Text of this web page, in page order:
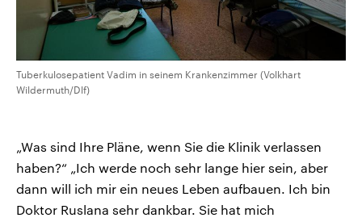
Tuberkulosepatient Vadim in seinem Krankenzimmer (Volkhart
Wildermuth/Dlf)
„Was sind Ihre Pläne, wenn Sie die Klinik verlassen
haben?“ „Ich werde noch sehr lange hier sein, aber
dann will ich mir ein neues Leben aufbauen. Ich bin
Doktor Ruslana sehr dankbar. Sie hat mich